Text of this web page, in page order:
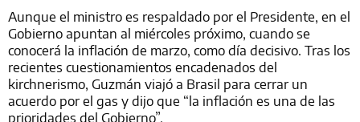
Aunque el ministro es respaldado por el Presidente, en el
Gobierno apuntan al miércoles próximo, cuando se
conocerá la inflación de marzo, como día decisivo. Tras los
recientes cuestionamientos encadenados del
kirchnerismo, Guzmán viajó a Brasil para cerrar un
acuerdo por el gas y dijo que “la inflación es una de las
prioridades del Gobierno”.